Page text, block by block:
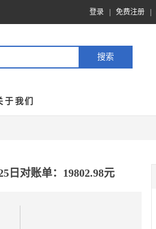
登录 免费注册
于我们
日对账单：19802.98元